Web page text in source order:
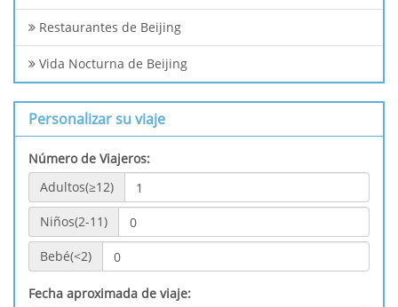
Restaurantes de Beijing
Vida Nocturna de Beijing
Personalizar su viaje
Número de Viajeros:
Adultos(≥12)
Niños(2-11)
Bebé(<2)
Fecha aproximada de viaje: